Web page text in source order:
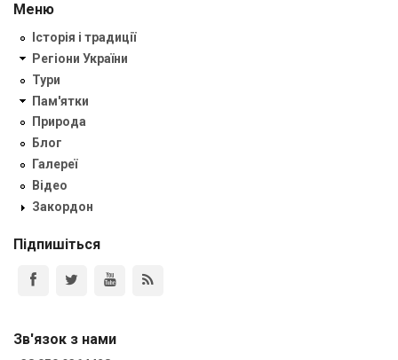
Меню
Історія і традиції
Регіони України
Тури
Пам'ятки
Природа
Блог
Галереї
Відео
Закордон
Підпишіться
Зв'язок з нами